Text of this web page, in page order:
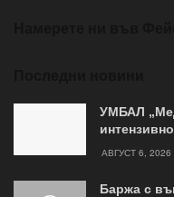
УМБАЛ
АВГУСТ 6, 2026
Баржа с